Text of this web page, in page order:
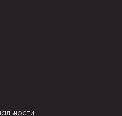
веселым подарком.
и взрослым, и детям.
себе нестроение.